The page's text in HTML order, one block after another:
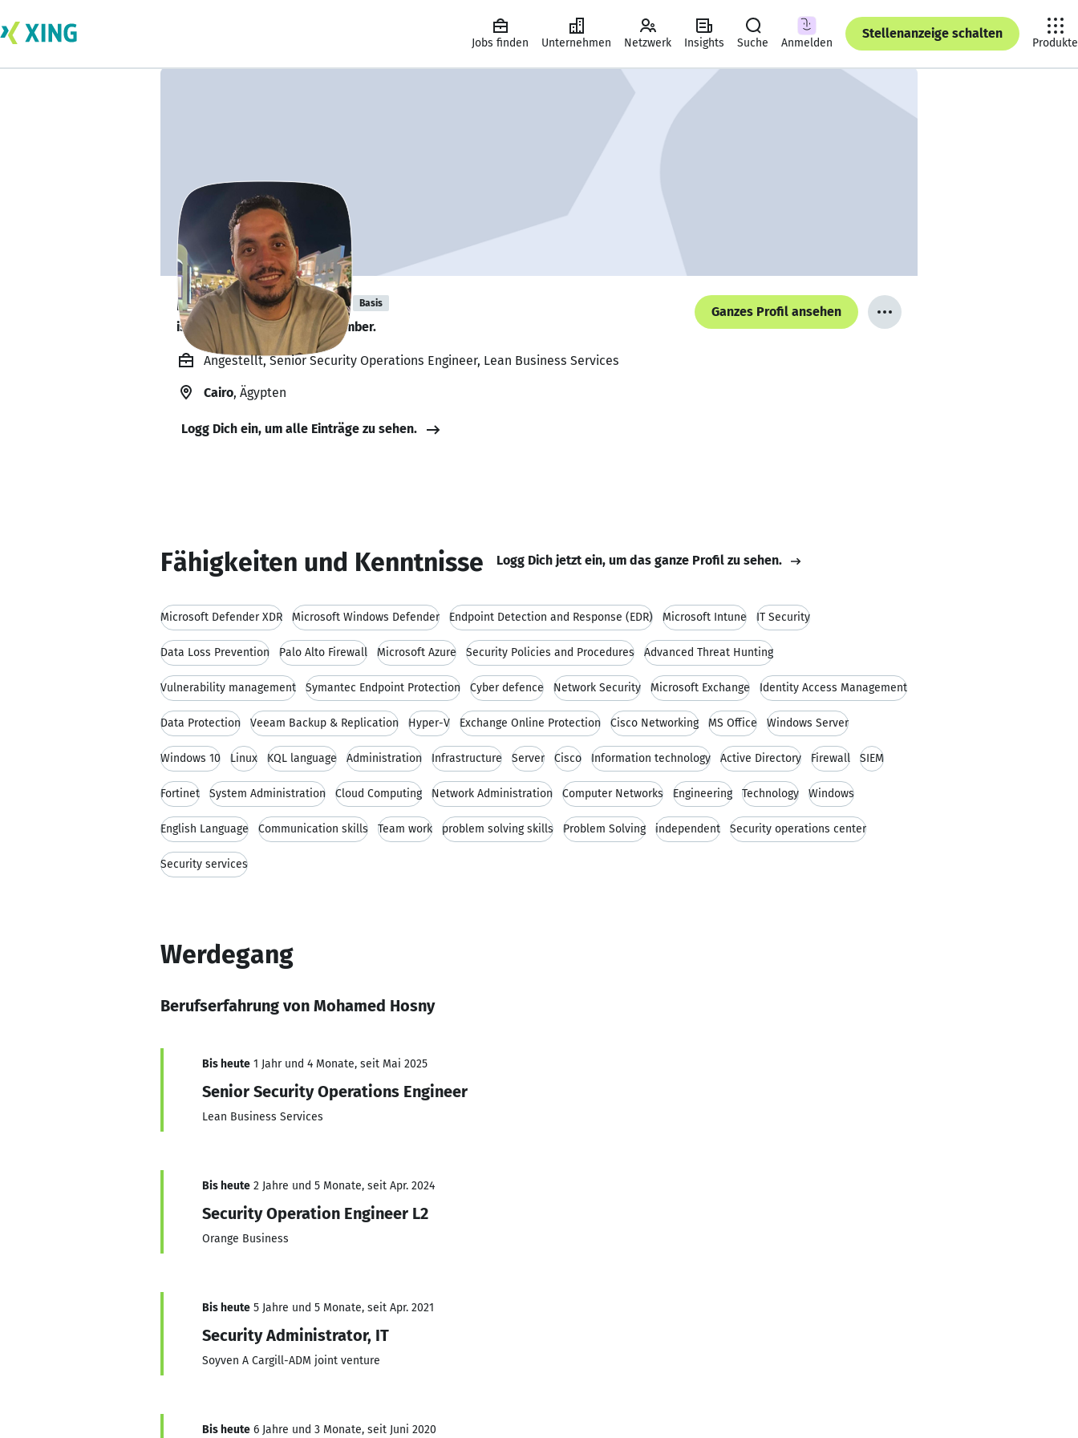
Jobs finden Unternehmen Netzwerk Insights Suche Anmelden
Stellenanzeige schalten
Produkte
Mohamed Hosny Basis
is looking for a new team member.
Ganzes Profil ansehen
Angestellt, Senior Security Operations Engineer, Lean Business Services
Cairo, Ägypten
Logg Dich ein, um alle Einträge zu sehen.
Fähigkeiten und Kenntnisse Logg Dich jetzt ein, um das ganze Profil zu sehen.
Microsoft Defender XDR Microsoft Windows Defender Endpoint Detection and Response (EDR) Microsoft Intune IT Security
Data Loss Prevention Palo Alto Firewall Microsoft Azure Security Policies and Procedures Advanced Threat Hunting
Vulnerability management Symantec Endpoint Protection Cyber defence Network Security Microsoft Exchange Identity Access Management
Data Protection Veeam Backup & Replication Hyper-V Exchange Online Protection Cisco Networking MS Office Windows Server
Windows 10 Linux KQL language Administration Infrastructure Server Cisco Information technology Active Directory Firewall SIEM
Fortinet System Administration Cloud Computing Network Administration Computer Networks Engineering Technology Windows
English Language Communication skills Team work problem solving skills Problem Solving independent Security operations center
Security services
Werdegang
Berufserfahrung von Mohamed Hosny
Bis heute 1 Jahr und 4 Monate, seit Mai 2025
Senior Security Operations Engineer
Lean Business Services
Bis heute 2 Jahre und 5 Monate, seit Apr. 2024
Security Operation Engineer L2
Orange Business
Bis heute 5 Jahre und 5 Monate, seit Apr. 2021
Security Administrator, IT
Soyven A Cargill-ADM joint venture
Bis heute 6 Jahre und 3 Monate, seit Juni 2020